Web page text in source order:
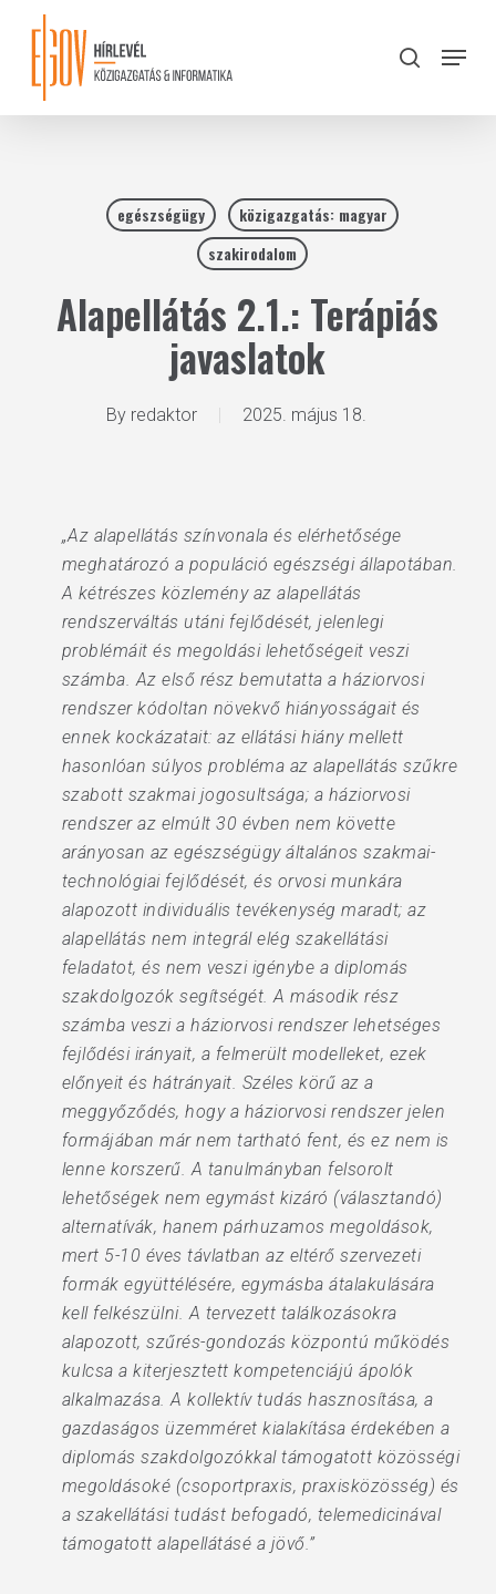
content
search
Menu
egészségügy
közigazgatás: magyar
szakirodalom
Alapellátás 2.1.: Terápiás
javaslatok
By redaktor 2025. május 18.
„Az alapellátás színvonala és elérhetősége
meghatározó a populáció egészségi állapotában.
A kétrészes közlemény az alapellátás
rendszerváltás utáni fejlődését, jelenlegi
problémáit és megoldási lehetőségeit veszi
számba. Az első rész bemutatta a háziorvosi
rendszer kódoltan növekvő hiányosságait és
ennek kockázatait: az ellátási hiány mellett
hasonlóan súlyos probléma az alapellátás szűkre
szabott szakmai jogosultsága; a háziorvosi
rendszer az elmúlt 30 évben nem követte
arányosan az egészségügy általános szakmai-
technológiai fejlődését, és orvosi munkára
alapozott individuális tevékenység maradt; az
alapellátás nem integrál elég szakellátási
feladatot, és nem veszi igénybe a diplomás
szakdolgozók segítségét. A második rész
számba veszi a háziorvosi rendszer lehetséges
fejlődési irányait, a felmerült modelleket, ezek
előnyeit és hátrányait. Széles körű az a
meggyőződés, hogy a háziorvosi rendszer jelen
formájában már nem tartható fent, és ez nem is
lenne korszerű. A tanulmányban felsorolt
lehetőségek nem egymást kizáró (választandó)
alternatívák, hanem párhuzamos megoldások,
mert 5-10 éves távlatban az eltérő szervezeti
formák együttélésére, egymásba átalakulására
kell felkészülni. A tervezett találkozásokra
alapozott, szűrés-gondozás központú működés
kulcsa a kiterjesztett kompetenciájú ápolók
alkalmazása. A kollektív tudás hasznosítása, a
gazdaságos üzemméret kialakítása érdekében a
diplomás szakdolgozókkal támogatott közösségi
megoldásoké (csoportpraxis, praxisközösség) és
a szakellátási tudást befogadó, telemedicinával
támogatott alapellátásé a jövő.”
Close